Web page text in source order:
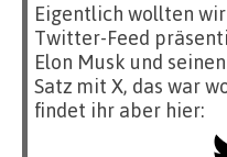
Eigentlich wollten
Twitter-Feed
Elon Musk und
Satz mit X, das war
findet ihr aber hier: